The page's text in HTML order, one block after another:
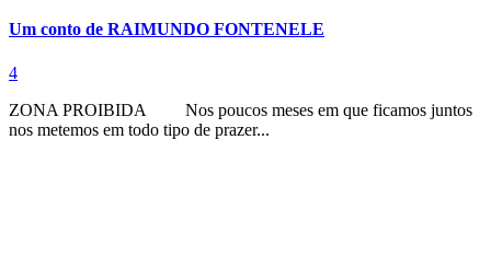
Um conto de RAIMUNDO FONTENELE
4
ZONA PROIBIDA Nos poucos meses em que ficamos juntos
nos metemos em todo tipo de prazer...